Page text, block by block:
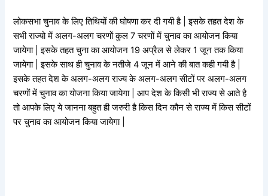
लोकसभा चुनाव के लिए तिथियों की घोषणा कर दी गयी है | इसके तहत देश के
सभी राज्यो में अलग-अलग चरणों कुल 7 चरणों में चुनाव का आयोजन किया
जायेगा | इसके तहत चुना का आयोजन 19 अप्रैल से लेकर 1 जून तक किया
जायेगा | इसके साथ ही चुनाव के नतीजे 4 जून में आने की बात कही गयी है |
इसके तहत देश के अलग-अलग राज्य के अलग-अलग सीटों पर अलग-अलग
चरणों में चुनाव का योजना किया जायेगा | आप देश के किसी भी राज्य से आते है
तो आपके लिए ये जानना बहुत ही जरुरी है किस दिन कौन से राज्य में किस सीटों
पर चुनाव का आयोजन किया जायेगा |